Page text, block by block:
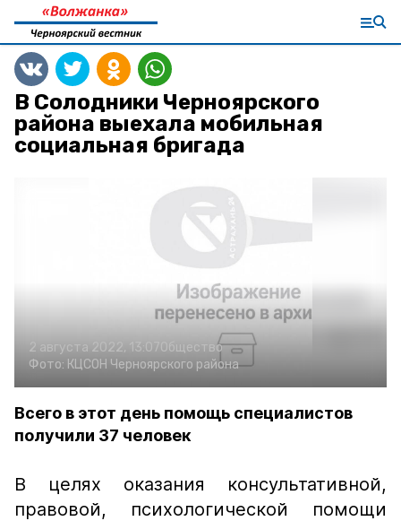
В Солодники Черноярского
района выехала мобильная
социальная бригада
2 августа 2022, 13:07Общество
Фото: КЦСОН Черноярского района
Всего в этот день помощь специалистов
получили 37 человек
В целях оказания консультативной,
правовой, психологической помощи